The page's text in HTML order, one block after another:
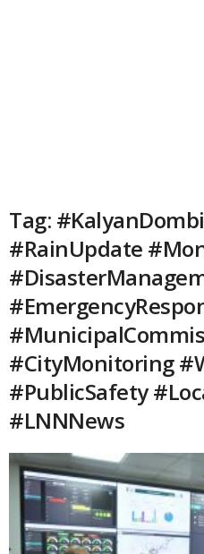
Tag:
#RainUpdate
#CityMonitoring
#PublicSafety
#LNNNews